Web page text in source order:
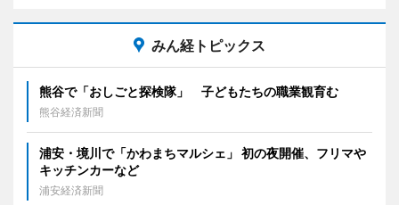
みん経トピックス
熊谷で「おしごと探検隊」 子どもたちの職業観育む
熊谷経済新聞
浦安・境川で「かわまちマルシェ」 初の夜開催、フリマや
キッチンカーなど
浦安経済新聞